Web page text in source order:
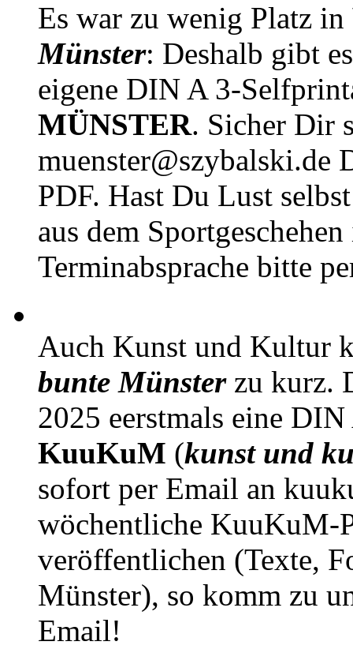
Es war zu wenig Platz in
Münster: Deshalb gibt
eigene DIN A 3-
MÜNSTER. Sicher Dir
muenster@szybalski.de
PDF. Hast Du Lust
aus dem
Terminabsprache bitte
Auch Kunst und Kultur
bunte Münsterzu kurz.
2025 eerstmals eine
KuuKuM (kunst und
sofort per Email an
wöchentliche KuuKuM-
veröffentlichen (Texte,
Münster), so komm zu
Email!